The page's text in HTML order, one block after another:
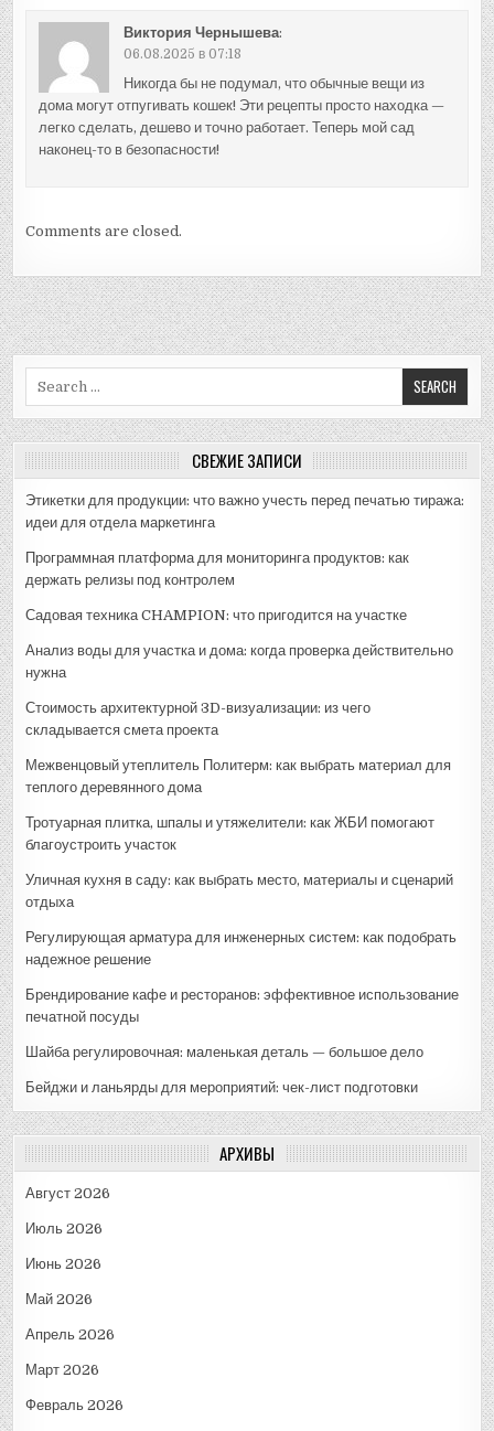
Виктория Чернышева:
06.08.2025 в 07:18
Никогда бы не подумал, что обычные вещи из
дома могут отпугивать кошек! Эти рецепты просто находка —
легко сделать, дешево и точно работает. Теперь мой сад
наконец-то в безопасности!
Comments are closed.
СВЕЖИЕ ЗАПИСИ
Этикетки для продукции: что важно учесть перед печатью тиража:
идеи для отдела маркетинга
Программная платформа для мониторинга продуктов: как
держать релизы под контролем
Садовая техника CHAMPION: что пригодится на участке
Анализ воды для участка и дома: когда проверка действительно
нужна
Стоимость архитектурной 3D-визуализации: из чего
складывается смета проекта
Межвенцовый утеплитель Политерм: как выбрать материал для
теплого деревянного дома
Тротуарная плитка, шпалы и утяжелители: как ЖБИ помогают
благоустроить участок
Уличная кухня в саду: как выбрать место, материалы и сценарий
отдыха
Регулирующая арматура для инженерных систем: как подобрать
надежное решение
Брендирование кафе и ресторанов: эффективное использование
печатной посуды
Шайба регулировочная: маленькая деталь — большое дело
Бейджи и ланьярды для мероприятий: чек-лист подготовки
АРХИВЫ
Август 2026
Июль 2026
Июнь 2026
Май 2026
Апрель 2026
Март 2026
Февраль 2026